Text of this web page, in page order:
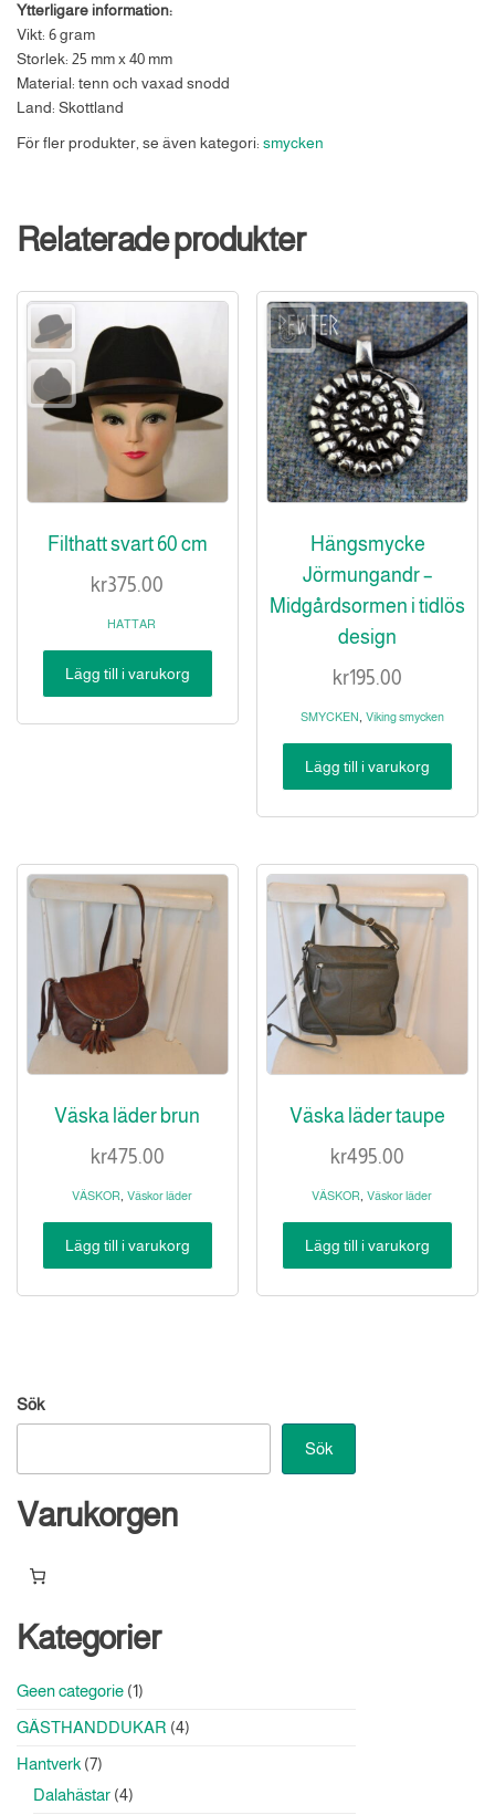
Ytterligare information:
Vikt: 6 gram
Storlek: 25 mm x 40 mm
Material: tenn och vaxad snodd
Land: Skottland
För fler produkter, se även kategori: smycken
Relaterade produkter
Filthatt svart 60 cm
kr375.00
HATTAR
Lägg till i varukorg
Hängsmycke
Jörmungandr –
Midgårdsormen i tidlös
design
kr195.00
SMYCKEN Viking smycken
Lägg till i varukorg
Väska läder brun
kr475.00
VÄSKOR, Väskor läder
Lägg till i varukorg
Väska läder taupe
kr495.00
VÄSKOR, Väskor läder
Lägg till i varukorg
Sök
Sök
Varukorgen
Kategorier
Geen categorie 11
GÄSTHANDDUKAR 44
Hantverk 77
produkter
Dalahästar 44